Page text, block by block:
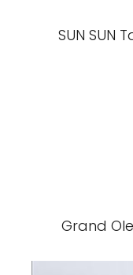
SUN SUN
Grand